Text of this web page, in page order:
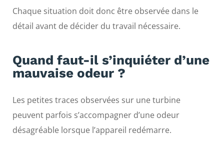
Chaque situation doit donc être observée dans le
détail avant de décider du travail nécessaire.
Quand faut-il s’inquiéter d’une
mauvaise odeur ?
Les petites traces observées sur une turbine
peuvent parfois s’accompagner d’une odeur
désagréable lorsque l’appareil redémarre.